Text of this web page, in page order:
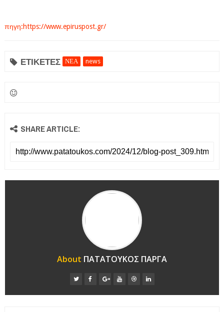
πηγη:https://www.epiruspost.gr/
ΕΤΙΚΕΤΕΣ ΝΕΑ news
SHARE ARTICLE:
About ΠΑΤΑΤΟΥΚΟΣ ΠΑΡΓΑ